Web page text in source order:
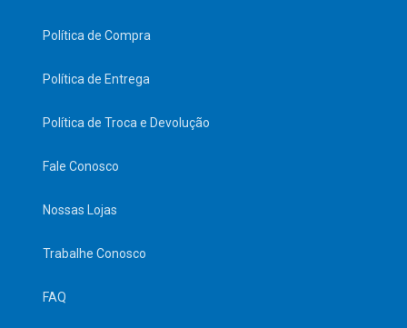
Política de Compra
Política de Entrega
Política de Troca e Devolução
Fale Conosco
Nossas Lojas
Trabalhe Conosco
FAQ